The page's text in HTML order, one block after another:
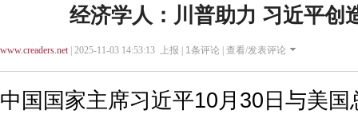
经济学人：川普助力 习近平创
www.creaders.net| 2025-11-03 14:53:13 上报 | 1条评论 | 查看/发表评论
中国国家主席习近平10月30日与美